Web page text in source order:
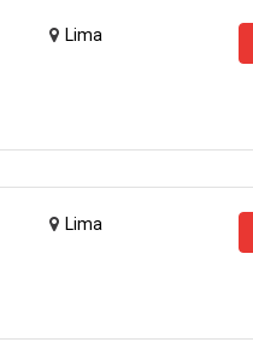
Lima
Lima